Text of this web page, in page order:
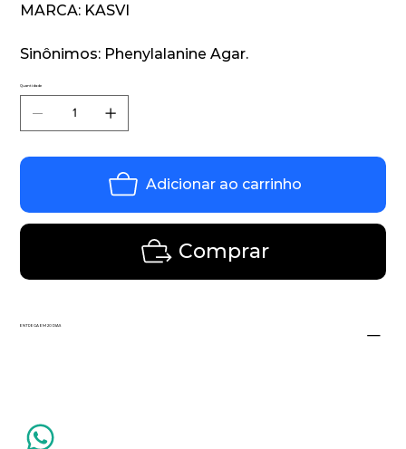
MARCA: KASVI
Sinônimos: Phenylalanine Agar.
Quantidade
Adicionar ao carrinho
Comprar
ENTREGA EM 20 DIAS